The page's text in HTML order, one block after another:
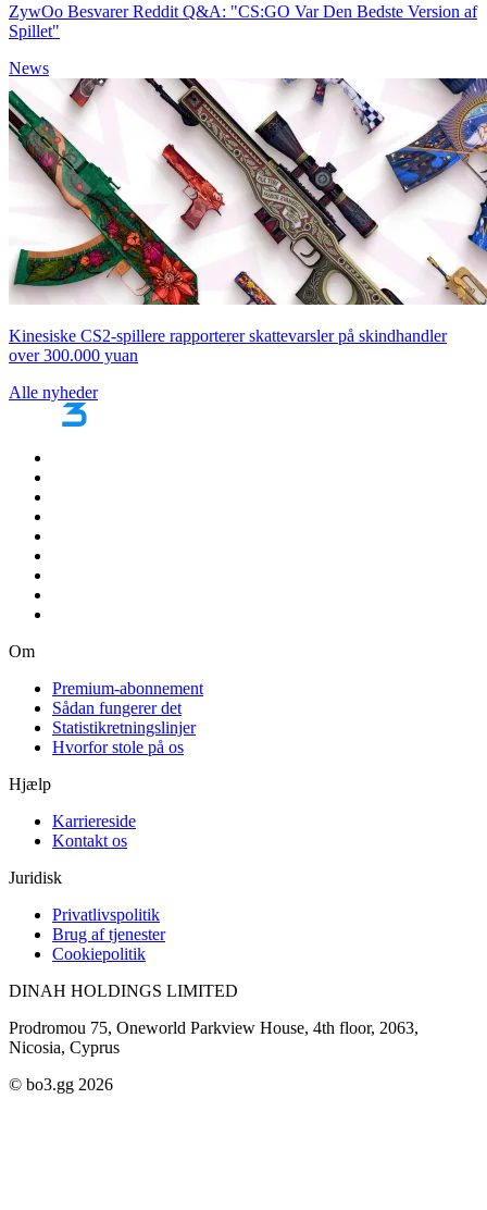
ZywOo Besvarer Reddit Q&A: "CS:GO Var Den Bedste Version af
Spillet"
News
Kinesiske CS2-spillere rapporterer skattevarsler på skindhandler
over 300.000 yuan
Alle nyheder
Om
Premium-abonnement
Sådan fungerer det
Statistikretningslinjer
Hvorfor stole på os
Hjælp
Karriereside
Kontakt os
Juridisk
Privatlivspolitik
Brug af tjenester
Cookiepolitik
DINAH HOLDINGS LIMITED
Prodromou 75, Oneworld Parkview House, 4th floor, 2063,
Nicosia, Cyprus
© bo3.gg 2026